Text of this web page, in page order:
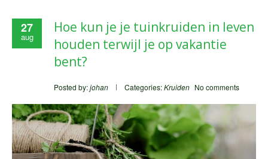
27
aug
Hoe kun je je tuinkruiden in leven
houden terwijl je op vakantie
bent?
Posted by:johan Categories:Kruiden No comments